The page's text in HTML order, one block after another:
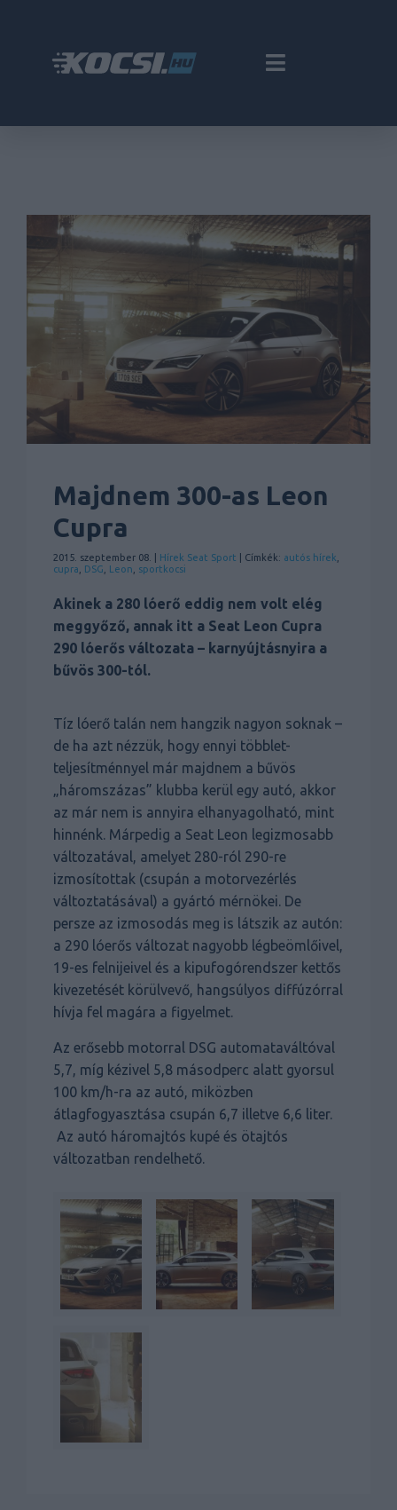
Majdnem 300-as Leon
Cupra
2015. szeptember 08. | Hírek Seat Sport | Címkék: autós hírek
cupra
DSG Leon sportkocsi
Akinek a 280 lóerő eddig nem volt elég
meggyőző, annak itt a Seat Leon Cupra
290 lóerős változata – karnyújtásnyira a
bűvös 300-tól.
Tíz lóerő talán nem hangzik nagyon soknak –
de ha azt nézzük, hogy ennyi többlet-
teljesítménnyel már majdnem a bűvös
„háromszázas” klubba kerül egy autó, akkor
az már nem is annyira elhanyagolható, mint
hinnénk. Márpedig a Seat Leon legizmosabb
változatával, amelyet 280-ról 290-re
izmosítottak (csupán a motorvezérlés
változtatásával) a gyártó mérnökei. De
persze az izmosodás meg is látszik az autón:
a 290 lóerős változat nagyobb légbeömlőivel,
19-es felnijeivel és a kipufogórendszer kettős
kivezetését körülvevő, hangsúlyos diffúzórral
hívja fel magára a figyelmet.
Az erősebb motorral DSG automataváltóval
5,7, míg kézivel 5,8 másodperc alatt gyorsul
100 km/h-ra az autó, miközben
átlagfogyasztása csupán 6,7 illetve 6,6 liter.
Az autó háromajtós kupé és ötajtós
változatban rendelhető.